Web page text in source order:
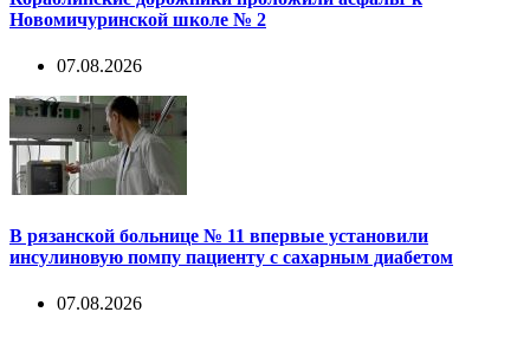
Новомичуринской школе № 2
07.08.2026
В рязанской больнице № 11 впервые установили
инсулиновую помпу пациенту с сахарным диабетом
07.08.2026